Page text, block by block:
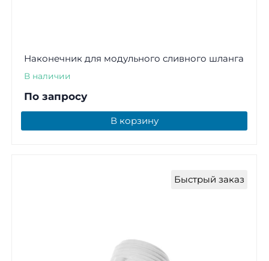
Наконечник для модульного сливного шланга
В наличии
По запросу
В корзину
Быстрый заказ